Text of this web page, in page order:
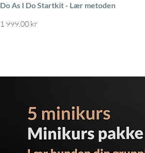
Do As I Do Startkit - Lær metoden
Pris
1 999,00 kr